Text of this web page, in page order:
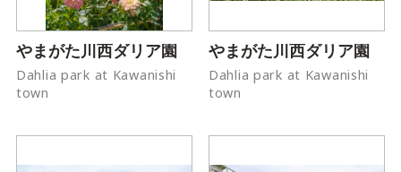
やまがた川西ダリア園
Dahlia park at Kawanishi
town
やまがた川西ダリア園
Dahlia park at Kawanishi
town